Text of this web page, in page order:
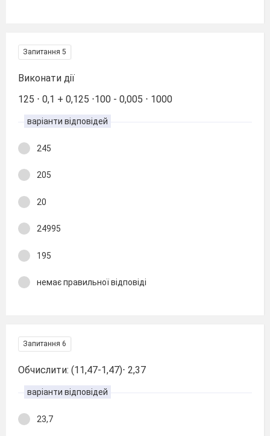
Запитання 5
Виконати дії
125 ⋅ 0,1 + 0,125 ⋅100 - 0,005 ⋅ 1000
варіанти відповідей
245
205
20
24995
195
немає правильної відповіді
Запитання 6
Обчислити: (11,47-1,47)⋅ 2,37
варіанти відповідей
23,7